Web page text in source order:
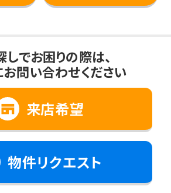
でお困りの際は、
問い合わせください
来店希望
物件リクエスト